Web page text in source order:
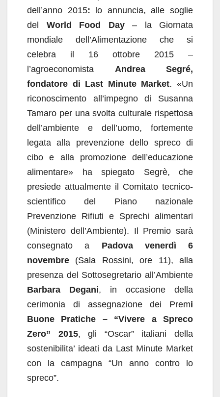
dell’anno 2015: lo annuncia, alle soglie
del World Food Day– la Giornata
mondiale dell’Alimentazione che si
celebra il 16 ottobre 2015 –
l’agroeconomista Andrea Segré,
fondatore di Last Minute Market. «Un
riconoscimento all’impegno di Susanna
Tamaro per una svolta culturale rispettosa
dell’ambiente e dell’uomo, fortemente
legata alla prevenzione dello spreco di
cibo e alla promozione dell’educazione
alimentare» ha spiegato Segrè, che
presiede attualmente il Comitato tecnico-
scientifico del Piano nazionale
Prevenzione Rifiuti e Sprechi alimentari
(Ministero dell’Ambiente). Il Premio sarà
consegnato a Padova venerdì 6
novembre (Sala Rossini, ore 11), alla
presenza del Sottosegretario all’Ambiente
Barbara Degani, in occasione della
cerimonia di assegnazione dei Premi
Buone Pratiche – “Vivere a Spreco
Zero” 2015, gli “Oscar” italiani della
sostenibilita’ ideati da Last Minute Market
con la campagna “Un anno contro lo
spreco”.